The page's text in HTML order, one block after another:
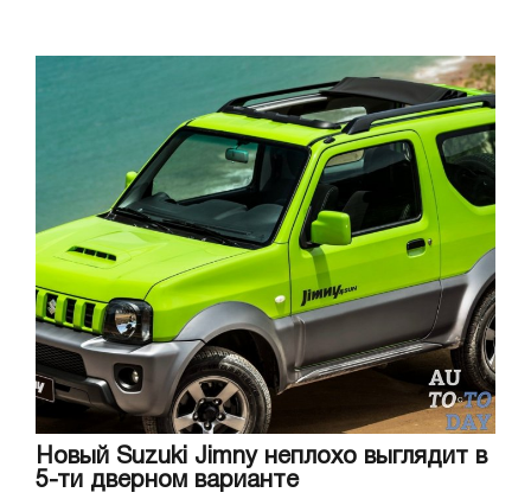
Новый Suzuki Jimny неплохо выглядит в
5-ти дверном варианте